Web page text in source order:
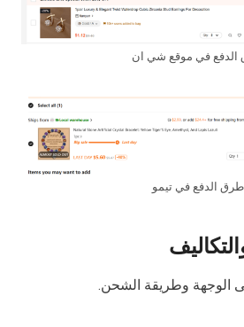
في موقع شي ان
طرق الدفع في تيمو
الوجهة وطريقة الشحن.